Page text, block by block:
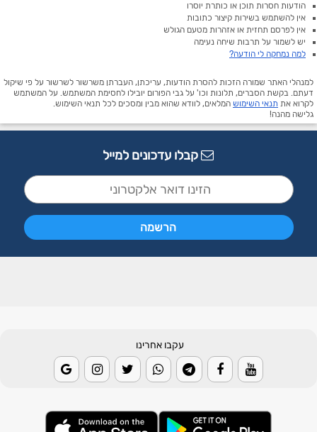
הודעות חסרות תוכן או כותרת יוסרו
אין להשתמש בשירות קיצור כתובות
אין לפרסם תחזית או אזהרות מטעם הגולש
יש לשמור על תרבות שיחה נעימה
למה נמחקה לי הודעה?
למנהלי האתר שמורה הזכות להסרת הודעות, עריכתן, העברתן משרשור לשרשור על פי שיקול
דעתם. בקשת הסברים, תלונות וכו' על גבי הפורום יובילו לחסימת המשתמש. על המשתמש
לקרוא את תנאי השימוש המלאים, לוודא שהוא מבין ומסכים לכל תנאי השימוש.
גלישה מהנה!
קבלו עדכונים למייל
עקבו אחרינו